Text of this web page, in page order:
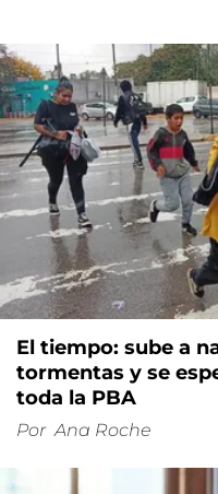
El tiempo: sube a
tormentas y se
toda la PBA
Por Ana Roche